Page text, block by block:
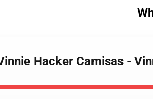
Hacker Camisas -